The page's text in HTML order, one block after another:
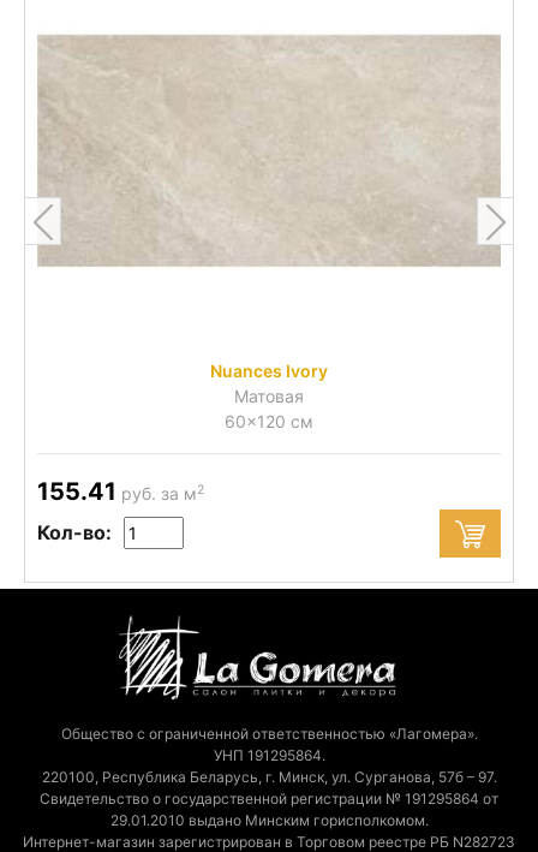
Nuances Ivory
Матовая
60x120 см
155.41 руб. за м2
Кол-во:
Общество с ограниченной ответственностью «Лагомера».
УНП 191295864.
220100, Республика Беларусь, г. Минск, ул. Сурганова, 57б – 97.
Свидетельство о государственной регистрации № 191295864 от
29.01.2010 выдано Минским горисполкомом.
Интернет-магазин зарегистрирован в Торговом реестре РБ N282723